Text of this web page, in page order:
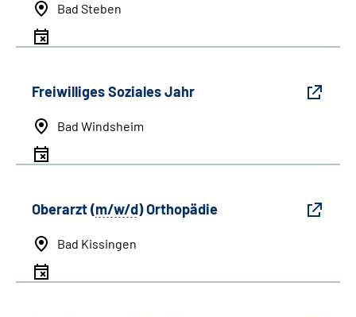
Bad Steben
Freiwilliges Soziales Jahr
Bad Windsheim
Oberarzt (m/w/d) Orthopädie
Bad Kissingen